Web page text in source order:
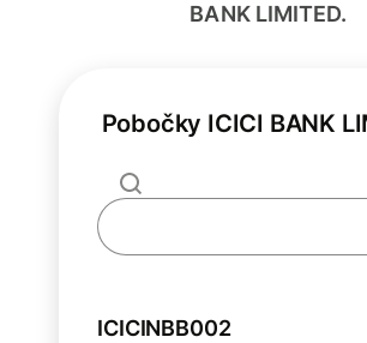
BANK LIMITED.
Pobočky ICICI BANK
ICICINBB002